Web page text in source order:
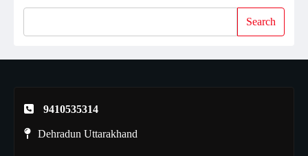
Search
9410535314
Dehradun Uttarakhand